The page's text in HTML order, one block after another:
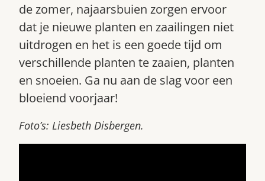
Zoek
de zomer, najaarsbuien zorgen ervoor
dat je nieuwe planten en zaailingen niet
uitdrogen en het is een goede tijd om
verschillende planten te zaaien, planten
en snoeien. Ga nu aan de slag voor een
bloeiend voorjaar!
Foto’s: Liesbeth Disbergen.